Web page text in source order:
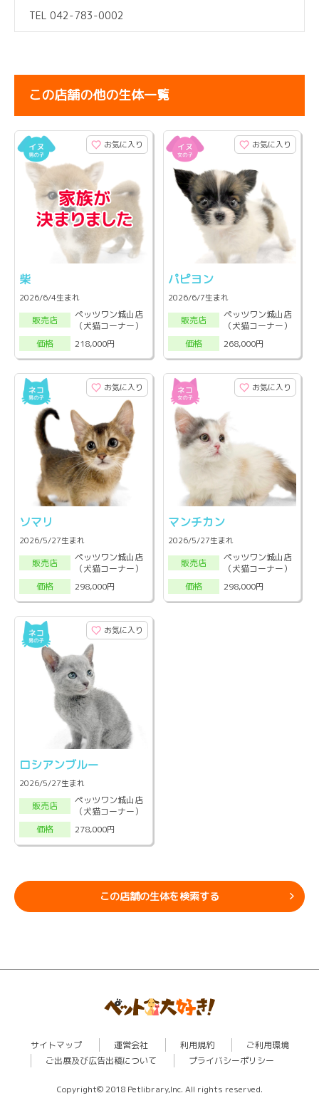
TEL 042-783-0002
この店舗の他の生体一覧
お気に入り
柴
2026/6/4生まれ
販売店
ペッツワン城山店
（犬猫コーナー）
価格
218,000円
お気に入り
パピヨン
2026/6/7生まれ
販売店
ペッツワン城山店
（犬猫コーナー）
価格
268,000円
お気に入り
ソマリ
2026/5/27生まれ
販売店
ペッツワン城山店
（犬猫コーナー）
価格
298,000円
お気に入り
マンチカン
2026/5/27生まれ
販売店
ペッツワン城山店
（犬猫コーナー）
価格
298,000円
お気に入り
ロシアンブルー
2026/5/27生まれ
販売店
ペッツワン城山店
（犬猫コーナー）
価格
278,000円
この店舗の生体を検索する
サイトマップ 運営会社 利用規約
ご利用環境
ご出展及び広告出稿について
プライバシーポリシー
Copyright© 2018 Petlibrary,Inc. All rights reserved.